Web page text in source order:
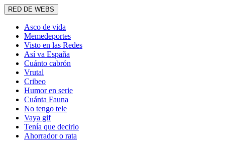
RED DE WEBS
Asco de vida
Memedeportes
Visto en las Redes
Así va España
Cuánto cabrón
Vrutal
Cribeo
Humor en serie
Cuánta Fauna
No tengo tele
Vaya gif
Tenía que decirlo
Ahorrador o rata